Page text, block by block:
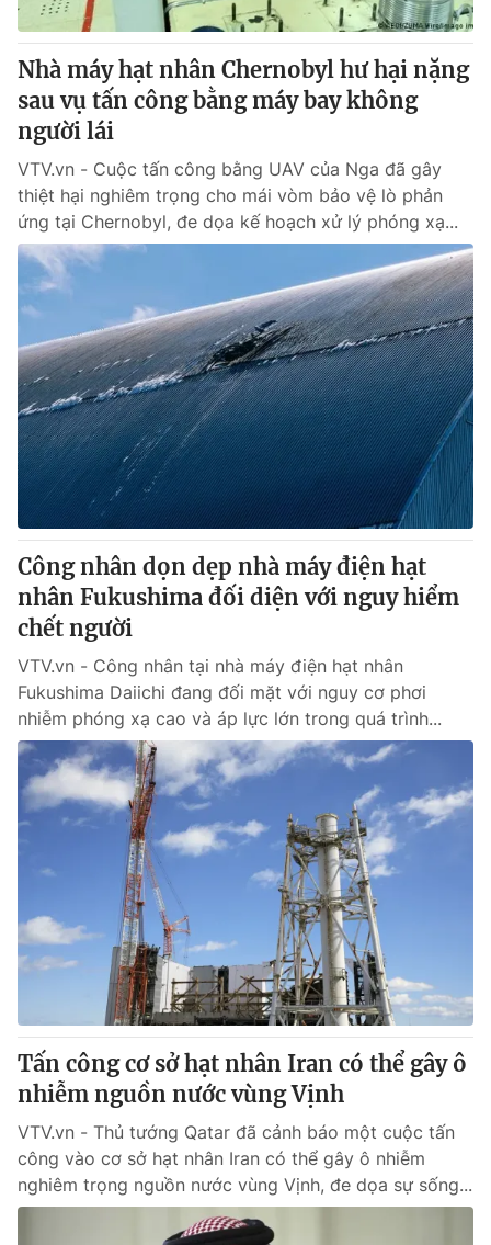
Nhà máy hạt nhân Chernobyl hư hại nặng
sau vụ tấn công bằng máy bay không
người lái
VTV.vn - Cuộc tấn công bằng UAV của Nga đã gây
thiệt hại nghiêm trọng cho mái vòm bảo vệ lò phản
ứng tại Chernobyl, đe dọa kế hoạch xử lý phóng xạ...
Công nhân dọn dẹp nhà máy điện hạt
nhân Fukushima đối diện với nguy hiểm
chết người
VTV.vn - Công nhân tại nhà máy điện hạt nhân
Fukushima Daiichi đang đối mặt với nguy cơ phơi
nhiễm phóng xạ cao và áp lực lớn trong quá trình...
Tấn công cơ sở hạt nhân Iran có thể gây ô
nhiễm nguồn nước vùng Vịnh
VTV.vn - Thủ tướng Qatar đã cảnh báo một cuộc tấn
công vào cơ sở hạt nhân Iran có thể gây ô nhiễm
nghiêm trọng nguồn nước vùng Vịnh, đe dọa sự sống...